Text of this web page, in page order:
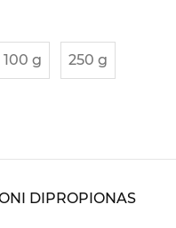
100 g 250 g
DIPROPIONAS